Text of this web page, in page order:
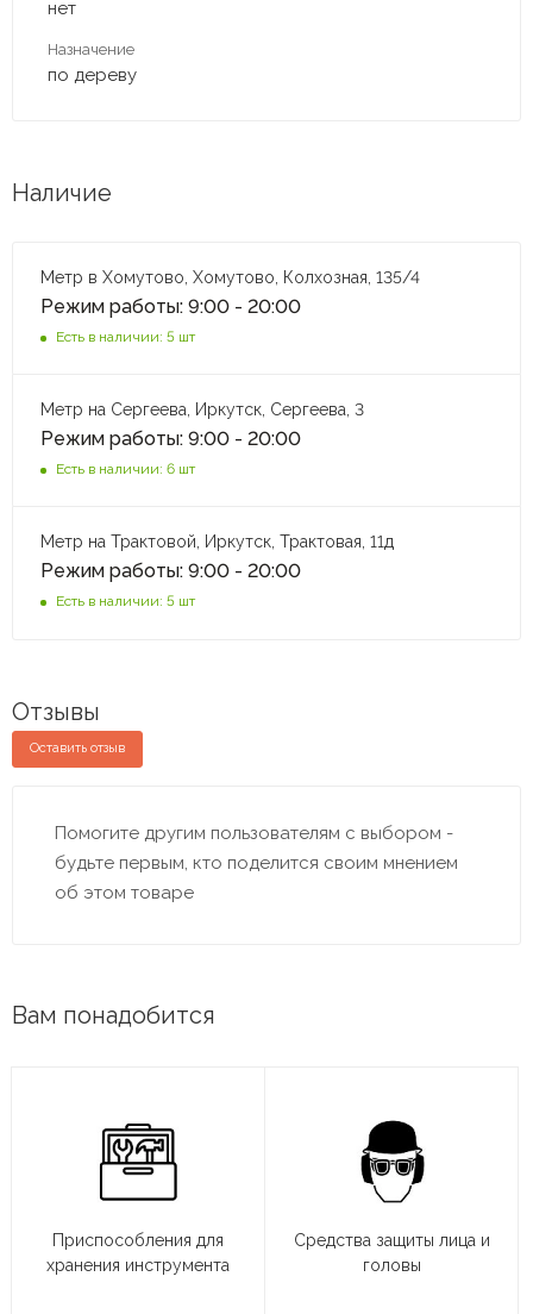
нет
Назначение
по дереву
Наличие
Метр в Хомутово, Хомутово, Колхозная, 135/4
Режим работы: 9:00 - 20:00
Есть в наличии: 5 шт
Метр на Сергеева, Иркутск, Сергеева, 3
Режим работы: 9:00 - 20:00
Есть в наличии: 6 шт
Метр на Трактовой, Иркутск, Трактовая, 11д
Режим работы: 9:00 - 20:00
Есть в наличии: 5 шт
Отзывы
Оставить отзыв
Помогите другим пользователям с выбором -
будьте первым, кто поделится своим мнением
об этом товаре
Вам понадобится
Приспособления для
хранения инструмента
Средства защиты лица и
головы